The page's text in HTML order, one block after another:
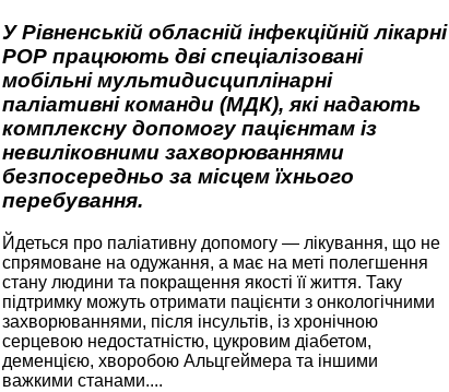
У Рівненській обласній інфекційній лікарні
РОР працюють дві спеціалізовані
мобільні мультидисциплінарні
паліативні команди (МДК), які надають
комплексну допомогу пацієнтам із
невиліковними захворюваннями
безпосередньо за місцем їхнього
перебування.
Йдеться про паліативну допомогу — лікування, що не
спрямоване на одужання, а має на меті полегшення
стану людини та покращення якості її життя. Таку
підтримку можуть отримати пацієнти з онкологічними
захворюваннями, після інсультів, із хронічною
серцевою недостатністю, цукровим діабетом,
деменцією, хворобою Альцгеймера та іншими
важкими станами....